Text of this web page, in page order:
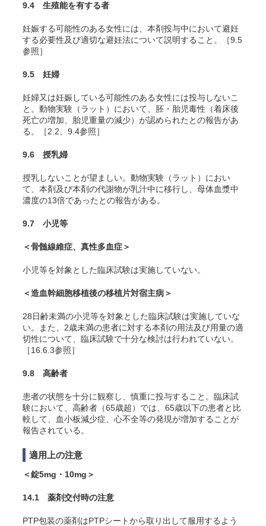
9.4 生殖能を有する者
妊娠する可能性のある女性には、本剤投与中において避妊
する必要性及び適切な避妊法について説明すること。［9.5
参照］
9.5 妊婦
妊婦又は妊娠している可能性のある女性には投与しないこ
と。動物実験（ラット）において、胚・胎児毒性（着床後
死亡の増加、胎児重量の減少）が認められたとの報告があ
る。［2.2、9.4参照］
9.6 授乳婦
授乳しないことが望ましい。動物実験（ラット）におい
て、本剤及び本剤の代謝物が乳汁中に移行し、母体血漿中
濃度の13倍であったとの報告がある。
9.7 小児等
＜骨髄線維症、真性多血症＞
小児等を対象とした臨床試験は実施していない。
＜造血幹細胞移植後の移植片対宿主病＞
28日齢未満の小児等を対象とした臨床試験は実施していな
い。また、2歳未満の患者に対する本剤の用法及び用量の適
切性について、臨床試験で十分な検討は行われていない。
［16.6.3参照］
9.8 高齢者
患者の状態を十分に観察し、慎重に投与すること。臨床試
験において、高齢者（65歳超）では、65歳以下の患者と比
較して、血小板減少症、心不全等の発現が増加することが
報告されている。
適用上の注意
＜錠5mg・10mg＞
14.1 薬剤交付時の注意
PTP包装の薬剤はPTPシートから取り出して服用するよう